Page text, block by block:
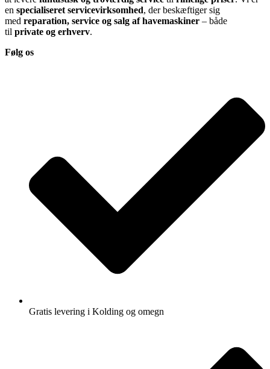
en specialiseret servicevirksomhed, der beskæftiger sig
med reparation, service og salg af havemaskiner – både
til private og erhverv.
Følg os
Gratis levering i Kolding og omegn